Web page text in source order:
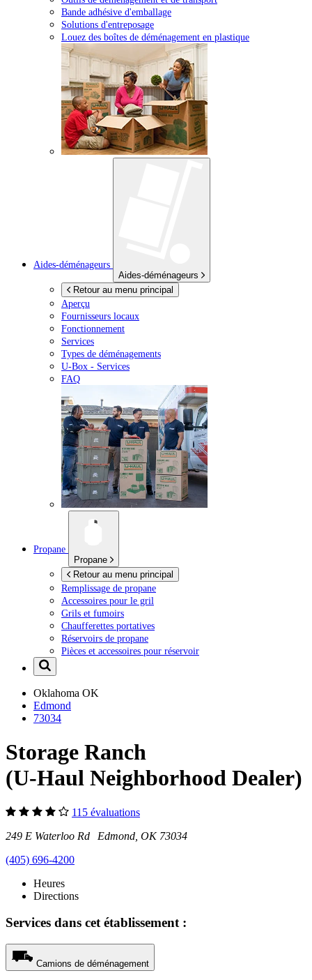
Bande adhésive d'emballage
Solutions d'entreposage
Louez des boîtes de déménagement en plastique
Aides-déménageurs
Aides-déménageurs
Retour au menu principal
Aperçu
Fournisseurs locaux
Fonctionnement
Services
Types de déménagements
U-Box - Services
FAQ
Propane
Propane
Retour au menu principal
Remplissage de propane
Accessoires pour le gril
Grils et fumoirs
Chaufferettes portatives
Réservoirs de propane
Pièces et accessoires pour réservoir
Oklahoma OK
Edmond
73034
Storage Ranch
(U-Haul Neighborhood Dealer)
115 évaluations
249 E Waterloo Rd Edmond, OK 73034
(405) 696-4200
Heures
Directions
Services dans cet établissement :
Camions de déménagement